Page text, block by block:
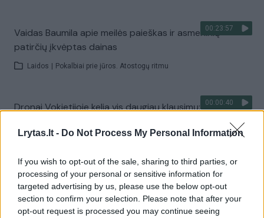
Lrytas.lt - Do Not Process My Personal Information
If you wish to opt-out of the sale, sharing to third parties, or
processing of your personal or sensitive information for
targeted advertising by us, please use the below opt-out
section to confirm your selection. Please note that after your
opt-out request is processed you may continue seeing
00:23:57
Vaidas Baumila apie meilės paieškas ir asmeninių
patirčių įkvėptas dainas
Laidos Pokalbiai prie jūros. Atostogų ritmu
00:00:40
Dronai Vokietijoje kelia vis daugiau klausimų: du
Žinios
Visi įrašai